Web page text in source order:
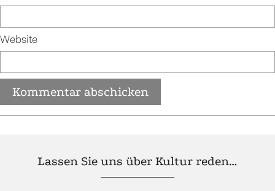
Website
Lassen Sie uns über Kultur reden…